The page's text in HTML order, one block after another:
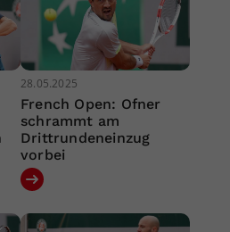
28.05.2025
French Open: Ofner
schrammt am
Drittrundeneinzug
vorbei